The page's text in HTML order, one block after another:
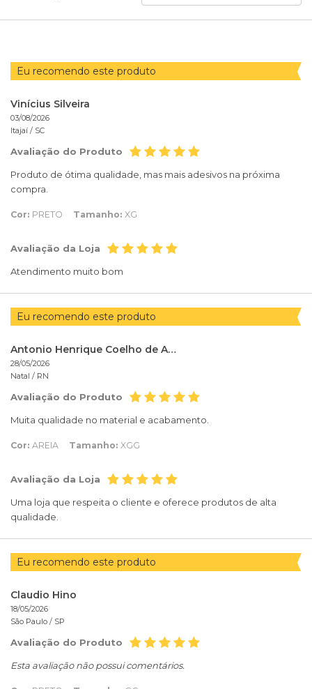
Eu recomendo este produto
Vinícius Silveira
03/08/2026
Itajaí / SC
Avaliação do Produto
Produto de ótima qualidade, mas mais adesivos na próxima
compra.
Cor: PRETO Tamanho: XG
Avaliação da Loja
Atendimento muito bom
Eu recomendo este produto
Antonio Henrique Coelho de Azevedo
28/05/2026
Natal / RN
Avaliação do Produto
Muita qualidade no material e acabamento.
Cor: AREIA Tamanho: XGG
Avaliação da Loja
Uma loja que respeita o cliente e oferece produtos de alta
qualidade.
Eu recomendo este produto
Claudio Hino
18/05/2026
São Paulo / SP
Avaliação do Produto
Esta avaliação não possui comentários.